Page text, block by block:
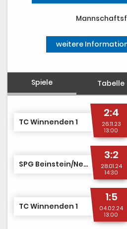
weitere
Spiele Tabelle
TC Winnenden 1
2:4
26.11.23
13:00
SPG Beinstein/Neustadt 1
3:2
28.01.24
14:30
TC Winnenden 1
1:5
04.02.24
13:00